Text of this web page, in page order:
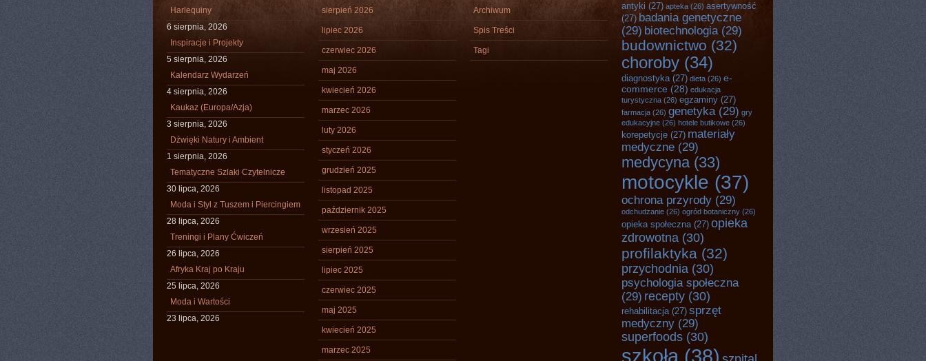
Harlequiny
6 sierpnia, 2026
Inspiracje i Projekty
5 sierpnia, 2026
Kalendarz Wydarzeń
4 sierpnia, 2026
Kaukaz (Europa/Azja)
3 sierpnia, 2026
Dźwięki Natury i Ambient
1 sierpnia, 2026
Tematyczne Szlaki Czytelnicze
30 lipca, 2026
Moda i Styl z Tuszem i Piercingiem
28 lipca, 2026
Treningi i Plany Ćwiczeń
26 lipca, 2026
Afryka Kraj po Kraju
25 lipca, 2026
Moda i Wartości
23 lipca, 2026
sierpień 2026
lipiec 2026
czerwiec 2026
maj 2026
kwiecień 2026
marzec 2026
luty 2026
styczeń 2026
grudzień 2025
listopad 2025
październik 2025
wrzesień 2025
sierpień 2025
lipiec 2025
czerwiec 2025
maj 2025
kwiecień 2025
marzec 2025
Archiwum
Spis Treści
Tagi
antyki (27) apteka (26) asertywność
(27) badania genetyczne
(29) biotechnologia (29)
budownictwo (32)
choroby (34)
diagnostyka(27) dieta (26) e-
commerce (28) edukacja
turystyczna (26) egzaminy (27)
farmacja (26) genetyka (29) gry
edukacyjne (26) hotele butikowe (26)
korepetycje (27) materiały
medyczne (29)
medycyna(33)
motocykle (37)
ochrona przyrody (29)
odchudzanie (26) ogród botaniczny (26)
opieka społeczna(27) opieka
zdrowotna (30)
profilaktyka (32)
przychodnia (30)
psychologia społeczna
(29) recepty (30)
rehabilitacja(27) sprzęt
medyczny (29)
superfoods (30)
szkoła (38)